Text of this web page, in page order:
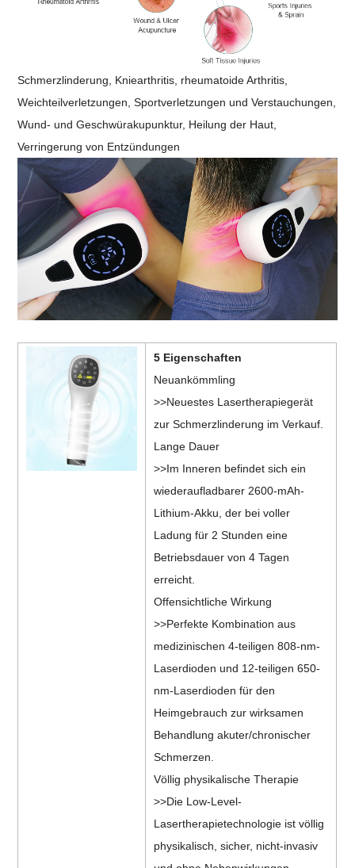
Schmerzlinderung, Kniearthritis, rheumatoide Arthritis,
Weichteilverletzungen, Sportverletzungen und Verstauchungen,
Wund- und Geschwürakupunktur, Heilung der Haut,
Verringerung von Entzündungen
5 Eigenschaften
Neuankömmling
>>Neuestes Lasertherapiegerät
zur Schmerzlinderung im Verkauf.
Lange Dauer
>>Im Inneren befindet sich ein
wiederaufladbarer 2600-mAh-
Lithium-Akku, der bei voller
Ladung für 2 Stunden eine
Betriebsdauer von 4 Tagen
erreicht.
Offensichtliche Wirkung
>>Perfekte Kombination aus
medizinischen 4-teiligen 808-nm-
Laserdioden und 12-teiligen 650-
nm-Laserdioden für den
Heimgebrauch zur wirksamen
Behandlung akuter/chronischer
Schmerzen.
Völlig physikalische Therapie
>>Die Low-Level-
Lasertherapietechnologie ist völlig
physikalisch, sicher, nicht-invasiv